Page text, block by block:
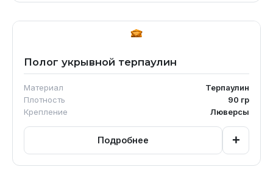
Полог укрывной терпаулин
Материал
Терпаулин
Плотность
90 гр
Крепление
Люверсы
Подробнее +